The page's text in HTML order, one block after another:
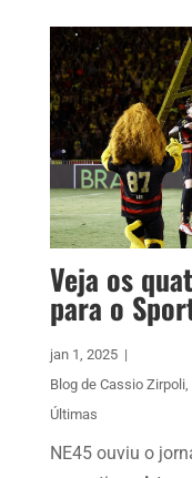
Veja os
para o
jan 1, 2025 |
Blog de Cassio Zirpoli,
Últimas
NE45 ouviu o